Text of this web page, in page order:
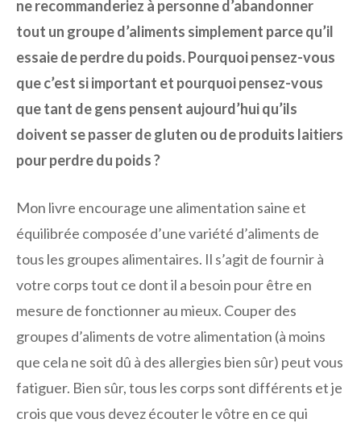
ne recommanderiez à personne d’abandonner
tout un groupe d’aliments simplement parce qu’il
essaie de perdre du poids. Pourquoi pensez-vous
que c’est si important et pourquoi pensez-vous
que tant de gens pensent aujourd’hui qu’ils
doivent se passer de gluten ou de produits laitiers
pour perdre du poids ?
Mon livre encourage une alimentation saine et
équilibrée composée d’une variété d’aliments de
tous les groupes alimentaires. Il s’agit de fournir à
votre corps tout ce dont il a besoin pour être en
mesure de fonctionner au mieux. Couper des
groupes d’aliments de votre alimentation (à moins
que cela ne soit dû à des allergies bien sûr) peut vous
fatiguer. Bien sûr, tous les corps sont différents et je
crois que vous devez écouter le vôtre en ce qui